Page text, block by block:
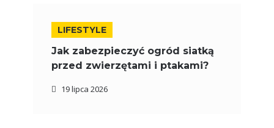
LIFESTYLE
Jak zabezpieczyć ogród siatką
przed zwierzętami i ptakami?
19 lipca 2026